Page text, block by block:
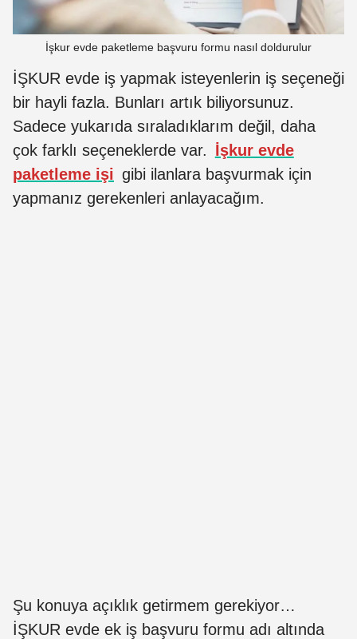
İşkur evde paketleme başvuru formu nasıl doldurulur
İŞKUR evde iş yapmak isteyenlerin iş seçeneği
bir hayli fazla. Bunları artık biliyorsunuz.
Sadece yukarıda sıraladıklarım değil, daha
çok farklı seçeneklerde var. İşkur evde
paketleme işi gibi ilanlara başvurmak için
yapmanız gerekenleri anlayacağım.
Şu konuya açıklık getirmem gerekiyor…
İŞKUR evde ek iş başvuru formu adı altında